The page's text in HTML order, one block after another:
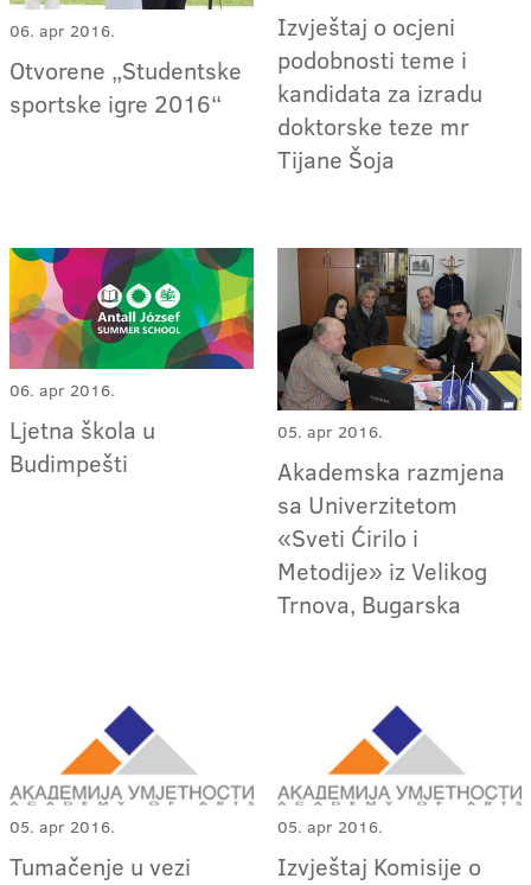
06. apr 2016.
Otvorene „Studentske
sportske igre 2016“
Izvještaj o ocjeni
podobnosti teme i
kandidata za izradu
doktorske teze mr
Tijane Šoja
06. apr 2016.
Ljetna škola u
Budimpešti
05. apr 2016.
Akademska razmjena
sa Univerzitetom
«Sveti Ćirilo i
Metodije» iz Velikog
Trnova, Bugarska
05. apr 2016.
Tumačenje u vezi
05. apr 2016.
Izvještaj Komisije o